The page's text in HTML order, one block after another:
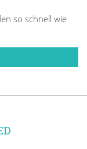
so schnell wie